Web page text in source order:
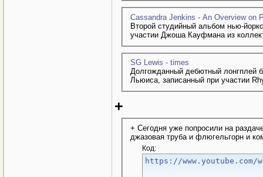
Cassandra Jenkins - An Overview on
Второй студийный альбом нью-
участии Джоша Кауфмана из
SG Lewis - times
Долгожданный дебютный лонгплей
Льюиса, записанный при участии
+
+ Сегодня уже попросили на
джазовая труба и флюгельгорн и
Код:
https://www.youtube.com/